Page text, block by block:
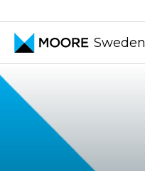
Hoppa till innehåll
Sweden